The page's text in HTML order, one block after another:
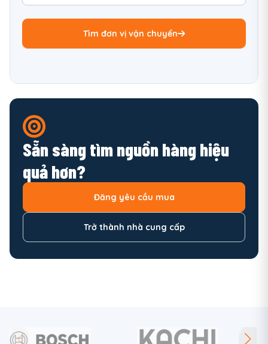
Tìm đơn vị vận chuyển
Sẵn sàng tìm nguồn hàng hiệu
quả hơn?
Đăng yêu cầu mua
Trở thành nhà cung cấp